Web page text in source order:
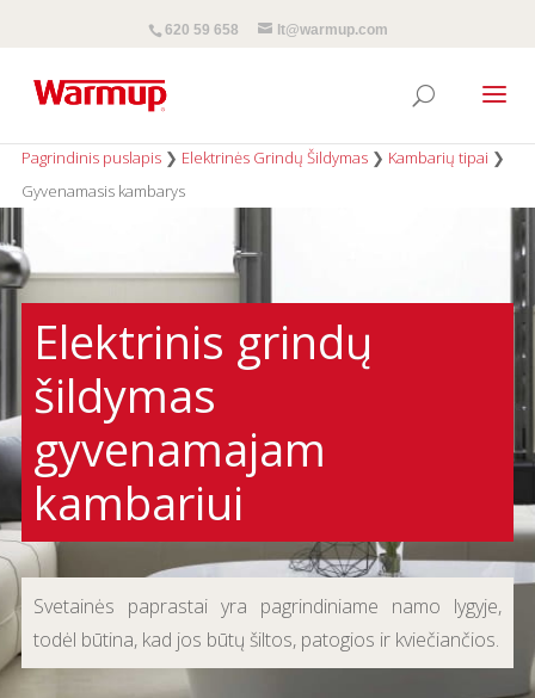
620 59 658 lt@warmup.com
Pagrindinis puslapis❯ Elektrinės Grindų Šildymas❯ Kambarių tipai ❯
Gyvenamasis kambarys
Elektrinis grindų
šildymas
gyvenamajam
kambariui
Svetainės paprastai yra pagrindiniame namo lygyje,
todėl būtina, kad jos būtų šiltos, patogios ir kviečiančios.